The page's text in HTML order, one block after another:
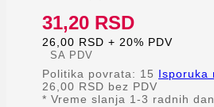
31,20 RSD
26,00 RSD + 20% PDV
SA PDV
Politika povrata: 15 Isporuka
26,00 RSD bez PDV
* Vreme slanja 1-3 radnih